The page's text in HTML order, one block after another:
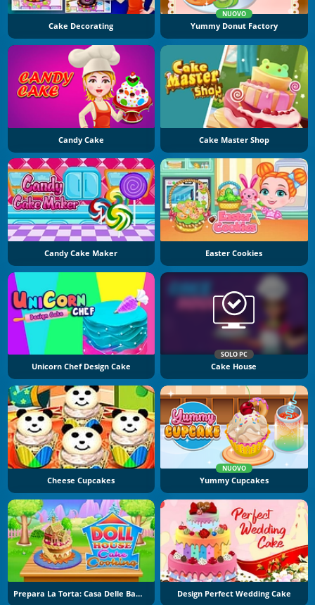
Cake Decorating
NUOVO
Yummy Donut Factory
Candy Cake Cake Master Shop
Candy Cake Maker Easter Cookies
Unicorn Chef Design Cake
SOLO PC
Cake House
Cheese Cupcakes
NUOVO
Yummy Cupcakes
Prepara La Torta: Casa Delle Bambole Design Perfect Wedding Cake